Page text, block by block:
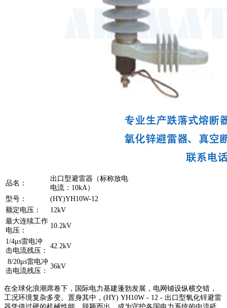
品名：
出口型避雷器（标称放电
电流：10kA）
型号：
(HY)YH10W-12
额定电压：
12kV
最大连续工作
电压：
10.2kV
1/4μs雷电冲
击电流残压 ：
42.2kV
8/20μs雷电冲
击电流残压：
36kV
在全球化浪潮席卷下，国际电力基建蓬勃发展，电网铺设纵横交错，
工况环境复杂多变。置身其中，(HY) YH10W - 12 - 出口型氧化锌避雷